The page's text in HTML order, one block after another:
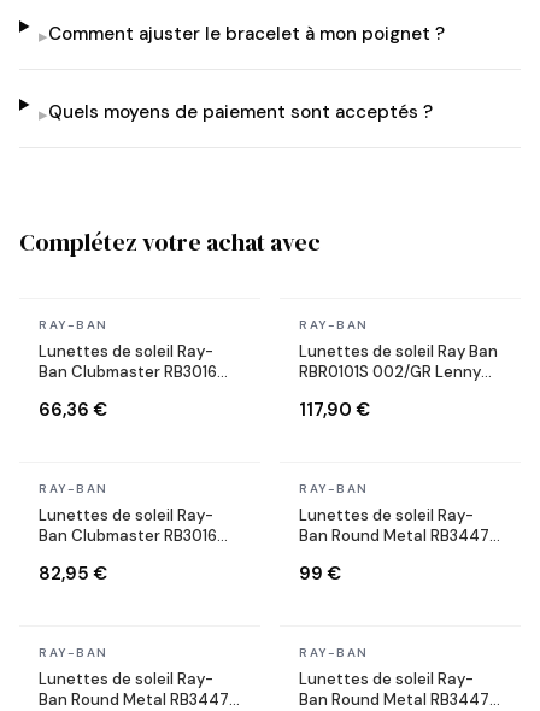
▸Comment ajuster le bracelet à mon poignet ?
▸Quels moyens de paiement sont acceptés ?
Complétez votre achat avec
En stock
RAY-BAN
Lunettes de soleil Ray-
Ban Clubmaster RB3016
66,36 €
En stock
RAY-BAN
Lunettes de soleil Ray Ban
RBR0101S 002/GR Lenny
noires
117,90 €
En stock
RAY-BAN
Lunettes de soleil Ray-
Ban Clubmaster RB3016
82,95 €
En stock
RAY-BAN
Lunettes de soleil Ray-
Ban Round Metal RB3447
99 €
En stock
RAY-BAN
Lunettes de soleil Ray-
Ban Round Metal RB3447
En stock
RAY-BAN
Lunettes de soleil Ray-
Ban Round Metal RB3447